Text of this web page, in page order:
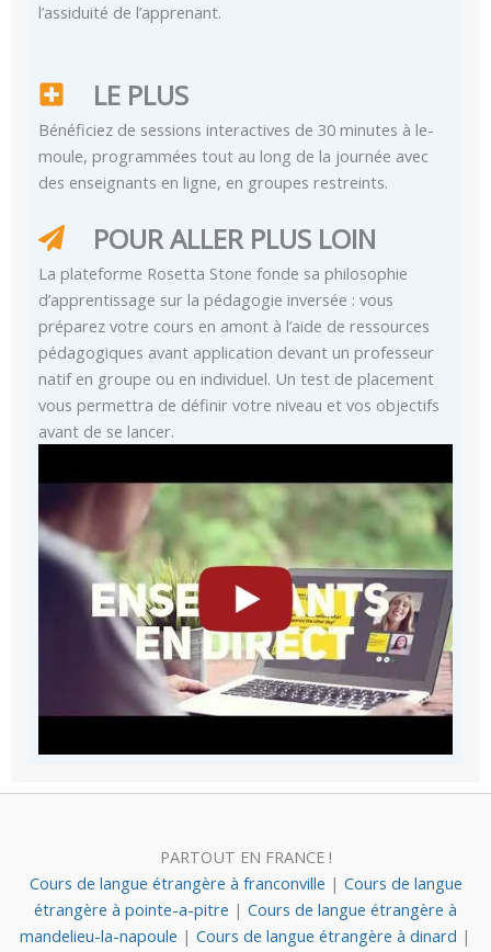
l’assiduité de l’apprenant.
LE PLUS
Bénéficiez de sessions interactives de 30 minutes à le-
moule, programmées tout au long de la journée avec
des enseignants en ligne, en groupes restreints.
POUR ALLER PLUS LOIN
La plateforme Rosetta Stone fonde sa philosophie
d’apprentissage sur la pédagogie inversée : vous
préparez votre cours en amont à l’aide de ressources
pédagogiques avant application devant un professeur
natif en groupe ou en individuel. Un test de placement
vous permettra de définir votre niveau et vos objectifs
avant de se lancer.
PARTOUT EN FRANCE !
Cours de langue étrangère à franconville | Cours de langue
étrangère à pointe-a-pitre | Cours de langue étrangère à
mandelieu-la-napoule | Cours de langue étrangère à dinard |